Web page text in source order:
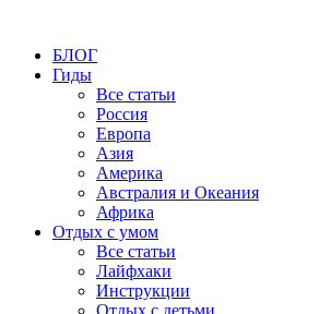
БЛОГ
Гиды
Все статьи
Россия
Европа
Азия
Америка
Австралия и Океания
Африка
Отдых с умом
Все статьи
Лайфхаки
Инструкции
Отдых с детьми